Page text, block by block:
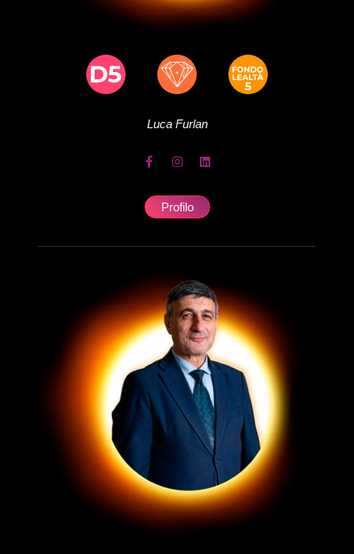
LucaFurlan
Profilo